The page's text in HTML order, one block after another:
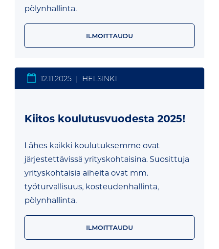
pölynhallinta.
ILMOITTAUDU
12.11.2025 | HELSINKI
Kiitos koulutusvuodesta 2025!
Lähes kaikki koulutuksemme ovat
järjestettävissä yrityskohtaisina. Suosittuja
yrityskohtaisia aiheita ovat mm.
työturvallisuus, kosteudenhallinta,
pölynhallinta.
ILMOITTAUDU